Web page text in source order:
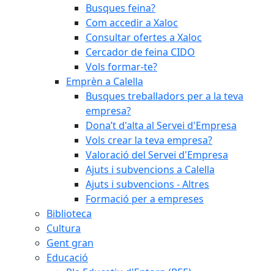
Busques feina?
Com accedir a Xaloc
Consultar ofertes a Xaloc
Cercador de feina CIDO
Vols formar-te?
Emprèn a Calella
Busques treballadors per a la teva
empresa?
Dona’t d'alta al Servei d'Empresa
Vols crear la teva empresa?
Valoració del Servei d'Empresa
Ajuts i subvencions a Calella
Ajuts i subvencions - Altres
Formació per a empreses
Biblioteca
Cultura
Gent gran
Educació